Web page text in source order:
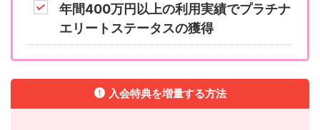
年間400万円以上の利用実績でプラチナ
エリートステータスの獲得
入会特典を増量する方法